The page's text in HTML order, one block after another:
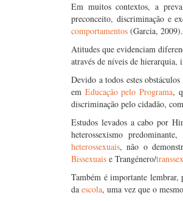
Em muitos contextos, a
preconceito, discriminação e
comportamentos (Garcia, 2009).
Atitudes que evidenciam
através de níveis de hierarquia,
Devido a todos estes
em Educação pelo Programa,
discriminação pelo cidadão,
Estudos levados a cabo por
heterossexismo
heterossexuais, não o
Bissexuais e Trangénero/
Também é importante lembrar,
da escola, uma vez que o